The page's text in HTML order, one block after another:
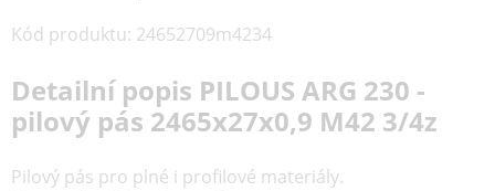
Kód produktu: 24652709m4234
Detailní popis PILOUS ARG 230 -
pilový pás 2465x27x0,9 M42 3/4z
Pilový pás pro plné i profilové materiály.